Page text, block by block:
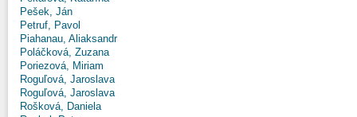
Pešek, Ján
Petruf, Pavol
Piahanau, Aliaksandr
Poláčková, Zuzana
Poriezová, Miriam
Roguľová, Jaroslava
Roguľová, Jaroslava
Rošková, Daniela